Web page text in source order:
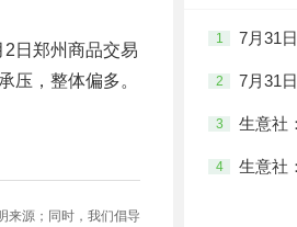
日郑州商品交易
压，整体偏多。
来源；同时，我们倡导
1
2
3
4